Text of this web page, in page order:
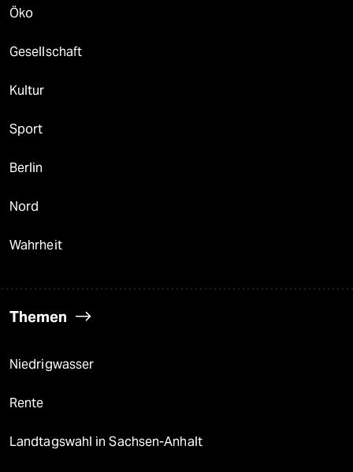
Öko
Gesellschaft
Kultur
Sport
Berlin
Nord
Wahrheit
Themen
Niedrigwasser
Rente
Landtagswahl in Sachsen-Anhalt